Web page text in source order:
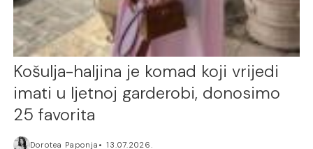
Košulja-haljina je komad koji vrijedi
imati u ljetnoj garderobi, donosimo
25 favorita
Dorotea Paponja 13.07.2026.